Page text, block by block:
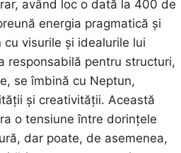
având loc o dată la 400 de
energia pragmatică și
visurile și idealurile lui
responsabilă pentru structuri,
se îmbină cu Neptun,
și creativității. Această
o tensiune între dorințele
dar poate, de asemenea,